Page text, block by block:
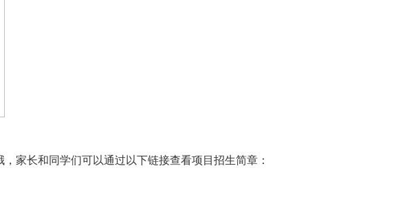
家长和同学们可以通过以下链接查看项目招生简章：